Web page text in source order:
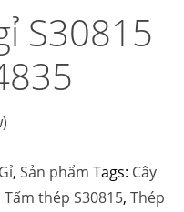
S30815
, Sản phẩm Tags: Cây
Tấm thép S30815, Thép